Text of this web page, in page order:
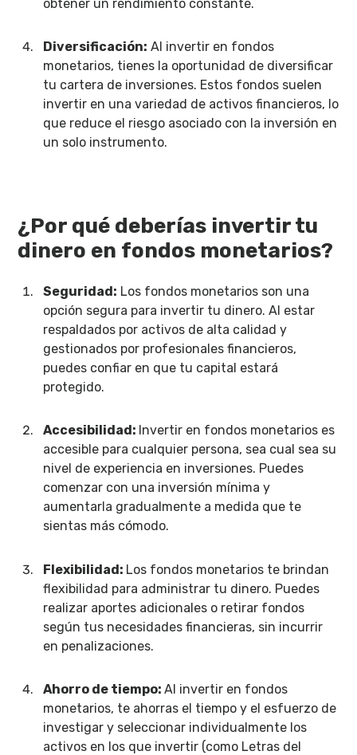
obtener un rendimiento constante.
Diversificación: Al invertir en fondos
monetarios, tienes la oportunidad de diversificar
tu cartera de inversiones. Estos fondos suelen
invertir en una variedad de activos financieros, lo
que reduce el riesgo asociado con la inversión en
un solo instrumento.
¿Por qué deberías invertir tu
dinero en fondos monetarios?
Seguridad: Los fondos monetarios son una
opción segura para invertir tu dinero. Al estar
respaldados por activos de alta calidad y
gestionados por profesionales financieros,
puedes confiar en que tu capital estará
protegido.
Accesibilidad: Invertir en fondos monetarios es
accesible para cualquier persona, sea cual sea su
nivel de experiencia en inversiones. Puedes
comenzar con una inversión mínima y
aumentarla gradualmente a medida que te
sientas más cómodo.
Flexibilidad: Los fondos monetarios te brindan
flexibilidad para administrar tu dinero. Puedes
realizar aportes adicionales o retirar fondos
según tus necesidades financieras, sin incurrir
en penalizaciones.
Ahorro de tiempo:Al invertir en fondos
monetarios, te ahorras el tiempo y el esfuerzo de
investigar y seleccionar individualmente los
activos en los que invertir (como Letras del